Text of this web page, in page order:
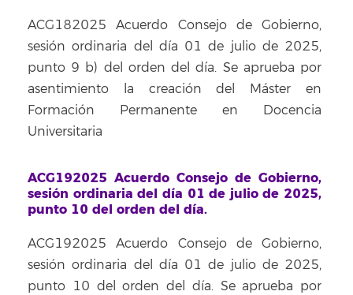
ACG182025 Acuerdo Consejo de Gobierno,
sesión ordinaria del día 01 de julio de 2025,
punto 9 b) del orden del día. Se aprueba por
asentimiento la creación del Máster en
Formación Permanente en Docencia
Universitaria
ACG192025 Acuerdo Consejo de Gobierno,
sesión ordinaria del día 01 de julio de 2025,
punto 10 del orden del día.
ACG192025 Acuerdo Consejo de Gobierno,
sesión ordinaria del día 01 de julio de 2025,
punto 10 del orden del día. Se aprueba por